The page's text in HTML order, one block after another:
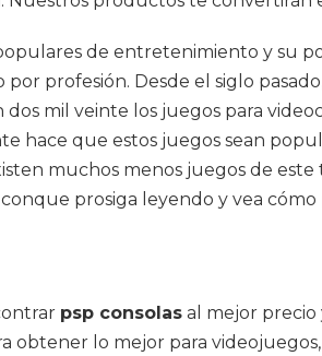
de entretenimiento y su
profesión. Desde el siglo
mil veinte los juegos para
hace que estos juegos sean
muchos menos juegos de
prosiga leyendo y vea
psp consolas al mejor precio
lo mejor para